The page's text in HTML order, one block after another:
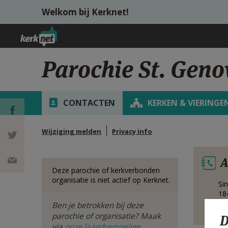
Overslaan en naar de inhoud gaan
Welkom bij Kerknet!
Parochie St.
CONTACTEN KERKEN &
Wijziging melden Privacy info
DEEL OP
FACEBOOK
DEEL OP
Deze parochie of kerkverbonden
organisatie is niet actief op Kerknet.
Ben je betrokken bij deze
parochie of organisatie? Maak